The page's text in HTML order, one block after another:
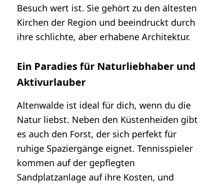
Besuch wert ist. Sie gehört zu den ältesten
Kirchen der Region und beeindruckt durch
ihre schlichte, aber erhabene Architektur.
Ein Paradies für Naturliebhaber und
Aktivurlauber
Altenwalde ist ideal für dich, wenn du die
Natur liebst. Neben den Küstenheiden gibt
es auch den Forst, der sich perfekt für
ruhige Spaziergänge eignet. Tennisspieler
kommen auf der gepflegten
Sandplatzanlage auf ihre Kosten, und